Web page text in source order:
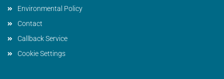
Environmental Policy
Contact
Callback Service
Cookie Settings